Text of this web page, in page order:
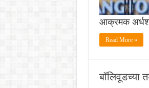
आक्रमक
Read More »
बॉलिवूडच्या